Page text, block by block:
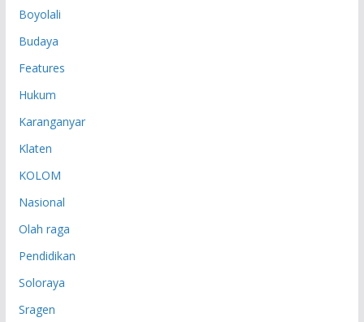
Boyolali
Budaya
Features
Hukum
Karanganyar
Klaten
KOLOM
Nasional
Olah raga
Pendidikan
Soloraya
Sragen